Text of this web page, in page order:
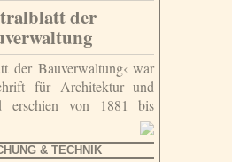
der
der Bauverwaltung‹ war
für Architektur und
erschien von 1881 bis
& TECHNIK